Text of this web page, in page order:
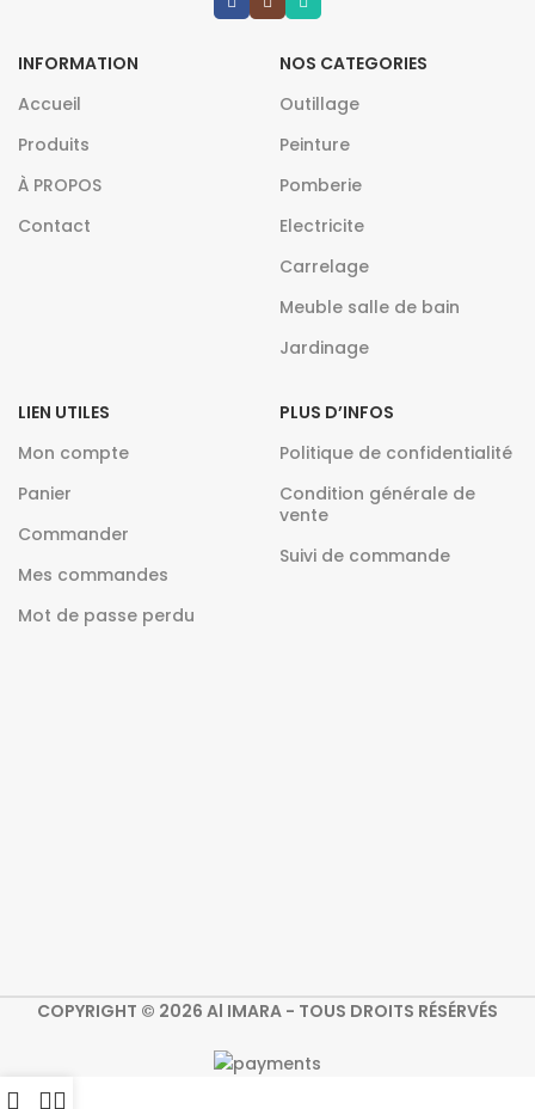
INFORMATION
Accueil
Produits
À PROPOS
Contact
NOS CATEGORIES
Outillage
Peinture
Pomberie
Electricite
Carrelage
Meuble salle de bain
Jardinage
LIEN UTILES
Mon compte
Panier
Commander
Mes commandes
Mot de passe perdu
PLUS D’INFOS
Politique de confidentialité
Condition générale de
vente
Suivi de commande
COPYRIGHT © 2026 Al IMARA - TOUS DROITS RÉSÉRVÉS